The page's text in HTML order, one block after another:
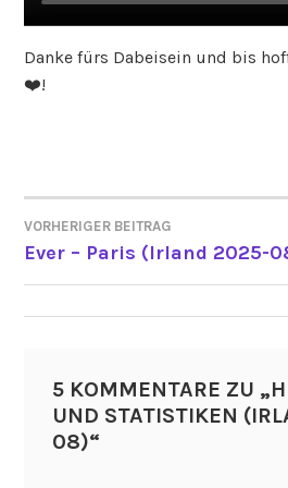
Danke fürs Dabeisein und bis
❤️!
VORHERIGER BEITRAG
Ever – Paris (Irland 2025-
5 KOMMENTARE ZU „
UND STATISTIKEN
08)“